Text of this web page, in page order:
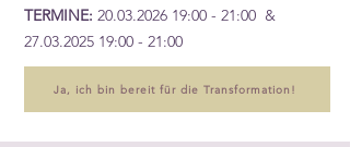
TERMINE: 20.03.2026 19:00 - 21:00 &
27.03.2025 19:00 - 21:00
Ja, ich bin bereit für die Transformation!